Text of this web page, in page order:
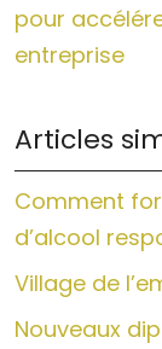
pour
entreprise
Articles
Comment
d’alcool
Village de
Nouveaux